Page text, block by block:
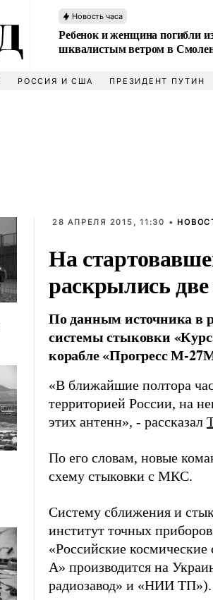
Новость часа
Ребенок и женщина погибли
шквалистым ветром в
РОССИЯ И США ПРЕЗИДЕНТ ПУТИН
28 АПРЕЛЯ 2015, 11:30 •
На
раскрылись
По данным источника в
системы стыковки
корабле «Прогресс М-
«В ближайшие полтора
территорией России, на
этих антенн», - рассказал
По его словам, новые
схему стыковки с МКС.
Систему сближения и
институт точных
«Российские
А» производится на
радиозавод» и «НИИ ТП»).